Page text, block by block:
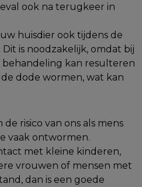
ook na terugkeer in
huisdier ook tijdens de
is noodzakelijk, omdat bij
kan resulteren
dode wormen, wat kan
risico van ons als mens
vaak ontwormen.
met kleine kinderen,
vrouwen of mensen met
dan is een goede